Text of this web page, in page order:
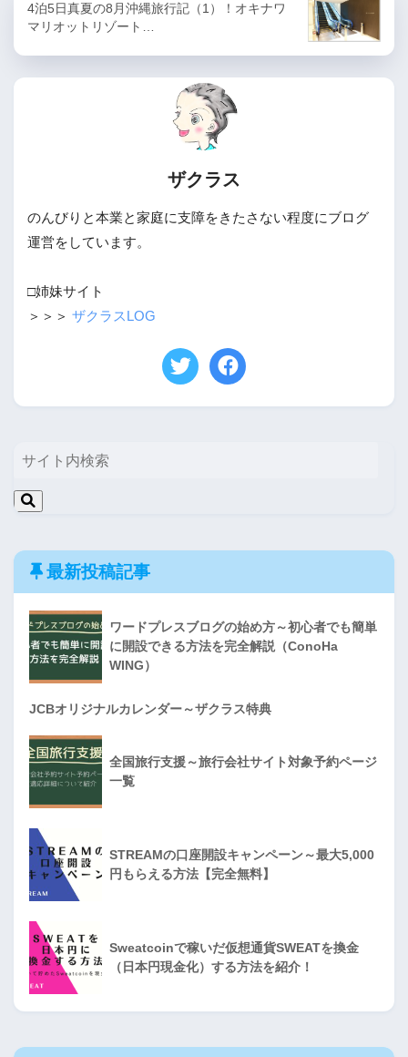
4泊5日真夏の8月沖縄旅行記（1）！オキナワ
マリオットリゾート…
ザクラス
のんびりと本業と家庭に支障をきたさない程度にブログ
運営をしています。
□姉妹サイト
＞＞＞ ザクラスLOG
最新投稿記事
ワードプレスブログの始め方～初心者でも簡単
に開設できる方法を完全解説（ConoHa
WING）
JCBオリジナルカレンダー～ザクラス特典
全国旅行支援～旅行会社サイト対象予約ページ
一覧
STREAMの口座開設キャンペーン～最大5,000
円もらえる方法【完全無料】
Sweatcoinで稼いだ仮想通貨SWEATを換金
（日本円現金化）する方法を紹介！